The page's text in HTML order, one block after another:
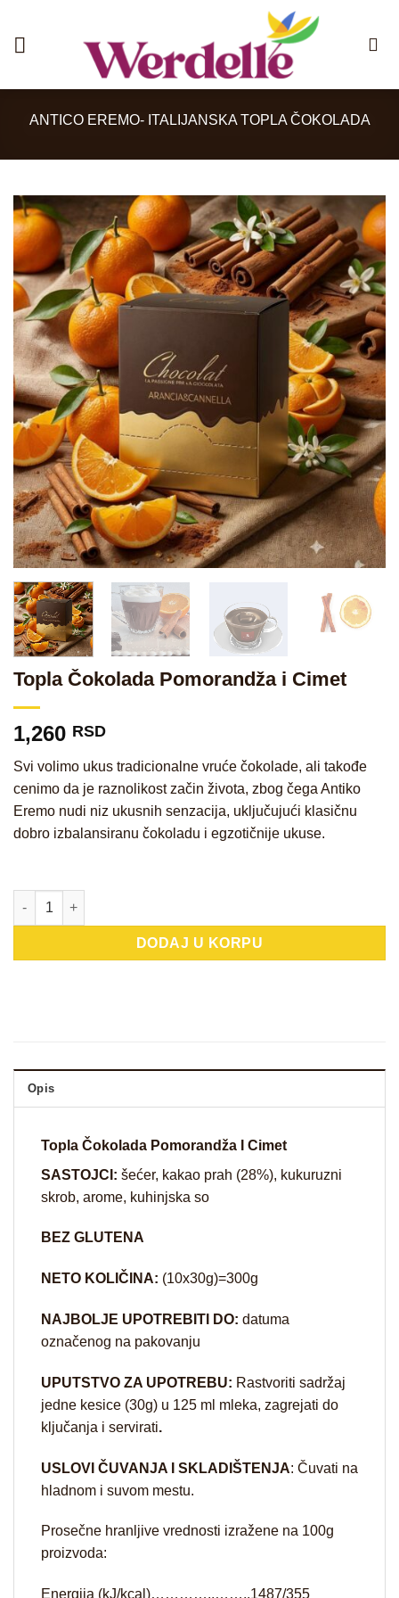
content
ANTICO EREMO- ITALIJANSKA TOPLA ČOKOLADA
Topla Čokolada Pomorandža i Cimet
1,260 RSD
Svi volimo ukus tradicionalne vruće čokolade, ali takođe
cenimo da je raznolikost začin života, zbog čega Antiko
Eremo nudi niz ukusnih senzacija, uključujući klasičnu
dobro izbalansiranu čokoladu i egzotičnije ukuse.
Topla Čokolada Pomorandža i Cimet količina
DODAJ U KORPU
Opis
Topla Čokolada Pomorandža I Cimet
SASTOJCI: šećer, kakao prah (28%), kukuruzni
skrob, arome, kuhinjska so
BEZ GLUTENA
NETO KOLIČINA: (10x30g)=300g
NAJBOLJE UPOTREBITI DO: datuma
označenog na pakovanju
UPUTSTVO ZA UPOTREBU: Rastvoriti sadržaj
jedne kesice (30g) u 125 ml mleka, zagrejati do
ključanja i servirati.
USLOVI ČUVANJA I SKLADIŠTENJA: Čuvati na
hladnom i suvom mestu.
Prosečne hranljive vrednosti izražene na 100g
proizvoda:
Energija (kJ/kcal)…………..……..1487/355